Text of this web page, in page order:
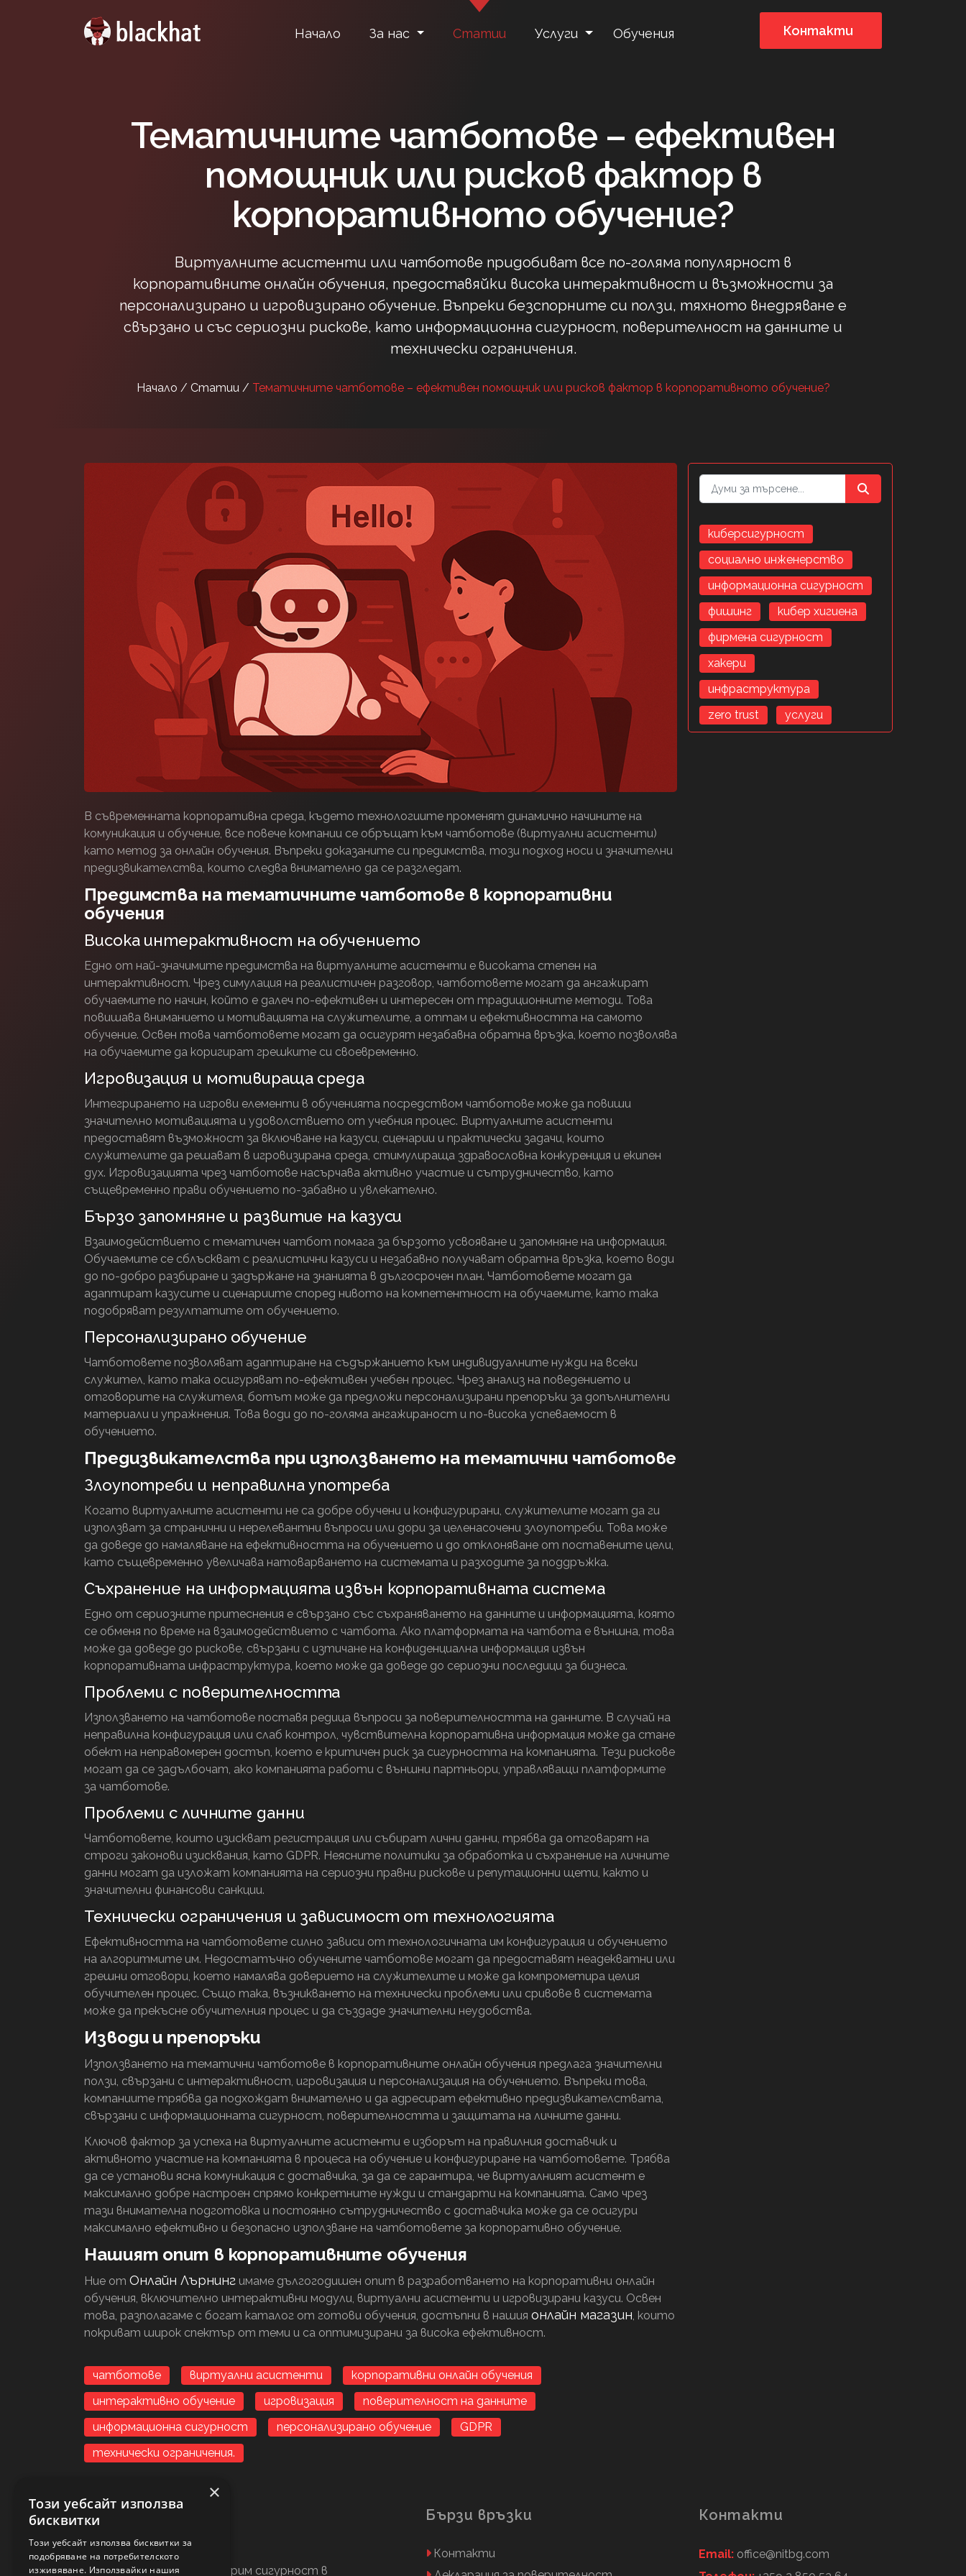
Начало За нас Статии Услуги Обучения Контакти
Тематичните чатботове – ефективен
помощник или рисков фактор в
корпоративното обучение?
Виртуалните асистенти или чатботове придобиват все по-голяма популярност в
корпоративните онлайн обучения, предоставяйки висока интерактивност и възможности за
персонализирано и игровизирано обучение. Въпреки безспорните си ползи, тяхното внедряване е
свързано и със сериозни рискове, като информационна сигурност, поверителност на данните и
технически ограничения.
Начало / Статии / Тематичните чатботове – ефективен помощник или рисков фактор в корпоративното обучение?
В съвременната корпоративна среда, където технологиите променят динамично начините на
комуникация и обучение, все повече компании се обръщат към чатботове (виртуални асистенти)
като метод за онлайн обучения. Въпреки доказаните си предимства, този подход носи и значителни
предизвикателства, които следва внимателно да се разгледат.
Предимства на тематичните чатботове в корпоративни
обучения
Висока интерактивност на обучението
Едно от най-значимите предимства на виртуалните асистенти е високата степен на
интерактивност. Чрез симулация на реалистичен разговор, чатботовете могат да ангажират
обучаемите по начин, който е далеч по-ефективен и интересен от традиционните методи. Това
повишава вниманието и мотивацията на служителите, а оттам и ефективността на самото
обучение. Освен това чатботовете могат да осигурят незабавна обратна връзка, което позволява
на обучаемите да коригират грешките си своевременно.
Игровизация и мотивираща среда
Интегрирането на игрови елементи в обученията посредством чатботове може да повиши
значително мотивацията и удоволствието от учебния процес. Виртуалните асистенти
предоставят възможност за включване на казуси, сценарии и практически задачи, които
служителите да решават в игровизирана среда, стимулираща здравословна конкуренция и екипен
дух. Игровизацията чрез чатботове насърчава активно участие и сътрудничество, като
същевременно прави обучението по-забавно и увлекателно.
Бързо запомняне и развитие на казуси
Взаимодействието с тематичен чатбот помага за бързото усвояване и запомняне на информация.
Обучаемите се сблъскват с реалистични казуси и незабавно получават обратна връзка, което води
до по-добро разбиране и задържане на знанията в дългосрочен план. Чатботовете могат да
адаптират казусите и сценариите според нивото на компетентност на обучаемите, като така
подобряват резултатите от обучението.
Персонализирано обучение
Чатботовете позволяват адаптиране на съдържанието към индивидуалните нужди на всеки
служител, като така осигуряват по-ефективен учебен процес. Чрез анализ на поведението и
отговорите на служителя, ботът може да предложи персонализирани препоръки за допълнителни
материали и упражнения. Това води до по-голяма ангажираност и по-висока успеваемост в
обучението.
Предизвикателства при използването на тематични чатботове
Злоупотреби и неправилна употреба
Когато виртуалните асистенти не са добре обучени и конфигурирани, служителите могат да ги
използват за странични и нерелевантни въпроси или дори за целенасочени злоупотреби. Това може
да доведе до намаляване на ефективността на обучението и до отклоняване от поставените цели,
като същевременно увеличава натоварването на системата и разходите за поддръжка.
Съхранение на информацията извън корпоративната система
Едно от сериозните притеснения е свързано със съхраняването на данните и информацията, която
се обменя по време на взаимодействието с чатбота. Ако платформата на чатбота е външна, това
може да доведе до рискове, свързани с изтичане на конфиденциална информация извън
корпоративната инфраструктура, което може да доведе до сериозни последици за бизнеса.
Проблеми с поверителността
Използването на чатботове поставя редица въпроси за поверителността на данните. В случай на
неправилна конфигурация или слаб контрол, чувствителна корпоративна информация може да стане
обект на неправомерен достъп, което е критичен риск за сигурността на компанията. Тези рискове
могат да се задълбочат, ако компанията работи с външни партньори, управляващи платформите
за чатботове.
Проблеми с личните данни
Чатботовете, които изискват регистрация или събират лични данни, трябва да отговарят на
строги законови изисквания, като GDPR. Неясните политики за обработка и съхранение на личните
данни могат да изложат компанията на сериозни правни рискове и репутационни щети, както и
значителни финансови санкции.
Технически ограничения и зависимост от технологията
Ефективността на чатботовете силно зависи от технологичната им конфигурация и обучението
на алгоритмите им. Недостатъчно обучените чатботове могат да предоставят неадекватни или
грешни отговори, което намалява доверието на служителите и може да компрометира целия
обучителен процес. Също така, възникването на технически проблеми или сривове в системата
може да прекъсне обучителния процес и да създаде значителни неудобства.
Изводи и препоръки
Използването на тематични чатботове в корпоративните онлайн обучения предлага значителни
ползи, свързани с интерактивност, игровизация и персонализация на обучението. Въпреки това,
компаниите трябва да подхождат внимателно и да адресират ефективно предизвикателствата,
свързани с информационната сигурност, поверителността и защитата на личните данни.
Ключов фактор за успеха на виртуалните асистенти е изборът на правилния доставчик и
активното участие на компанията в процеса на обучение и конфигуриране на чатботовете. Трябва
да се установи ясна комуникация с доставчика, за да се гарантира, че виртуалният асистент е
максимално добре настроен спрямо конкретните нужди и стандарти на компанията. Само чрез
тази внимателна подготовка и постоянно сътрудничество с доставчика може да се осигури
максимално ефективно и безопасно използване на чатботовете за корпоративно обучение.
Нашият опит в корпоративните обучения
Ние от Онлайн Лърнинг имаме дългогодишен опит в разработването на корпоративни онлайн
обучения, включително интерактивни модули, виртуални асистенти и игровизирани казуси. Освен
това, разполагаме с богат каталог от готови обучения, достъпни в нашия онлайн магазин, които
покриват широк спектър от теми и са оптимизирани за висока ефективност.
чатботове виртуални асистенти
корпоративни онлайн обучения
интерактивно обучение
игровизация
поверителност на данните
информационна сигурност
персонализирано обучение
GDPR
технически ограничения.
киберсигурност
социално инженерство
информационна сигурност
фишинг
кибер хигиена
фирмена сигурност
хакери
инфраструктура
zero trust
услуги
Нашата мисия е да осигурим сигурност в
Бързи връзки
Контакти
Контакти
Email: office@nitbg.com
×
Този уебсайт използва
бисквитки
Този уебсайт използва бисквитки за
подобряване на потребителското
изживяване. Използвайки нашия